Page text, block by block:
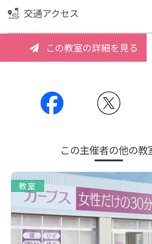
交通アクセス
この教室の詳細を見る
この主催者の他の教
教室